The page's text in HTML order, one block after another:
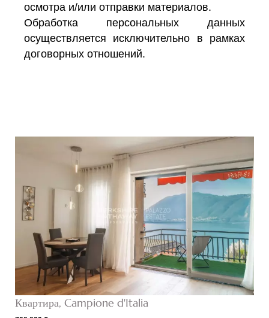
осмотра и/или отправки материалов.
Обработка персональных данных
осуществляется исключительно в рамках
договорных отношений.
Квартира, Campione d'Italia